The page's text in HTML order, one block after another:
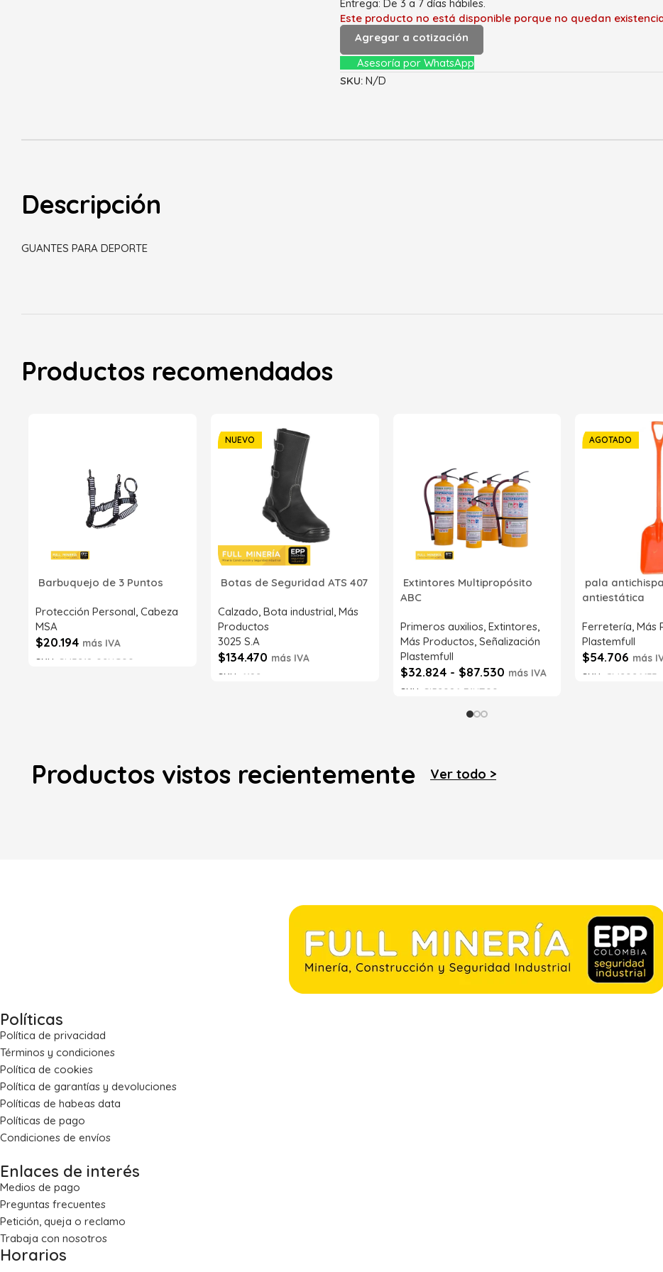
Entrega: De 3 a 7 días hábiles.
Este producto no está disponible porque no quedan
Agregar a cotización
Asesoría por WhatsApp
SKU:N/D
Descripción
GUANTES PARA DEPORTE
Productos recomendados
Barbuquejo de 3 Puntos
Protección Personal, Cabeza
MSA
$20.194 más IVA
SKU: SI43218-02NG00
NUEVO
Botas de Seguridad ATS 407
Calzado, Bota industrial, Más
Productos
3025 S.A
$134.470 más IVA
SKU:
6192
Extintores Multipropósito
ABC
Primeros auxilios, Extintores,
Más Productos, Señalización
Plastemfull
$32.824 - $87.530 más IVA
SKU: SI52086-71NT00
Seleccionar opciones
AGOTADO
pala
antiestática
Ferretería,Más
Plastemfull
$54.706 más
SKU:
CM2026633
Productos vistos recientemente Ver todo >
Políticas
Política de privacidad
Términos y condiciones
Política de cookies
Política de garantías y devoluciones
Políticas de habeas data
Políticas de pago
Condiciones de envíos
Enlaces de interés
Medios de pago
Preguntas frecuentes
Petición, queja o reclamo
Trabaja con nosotros
Horarios